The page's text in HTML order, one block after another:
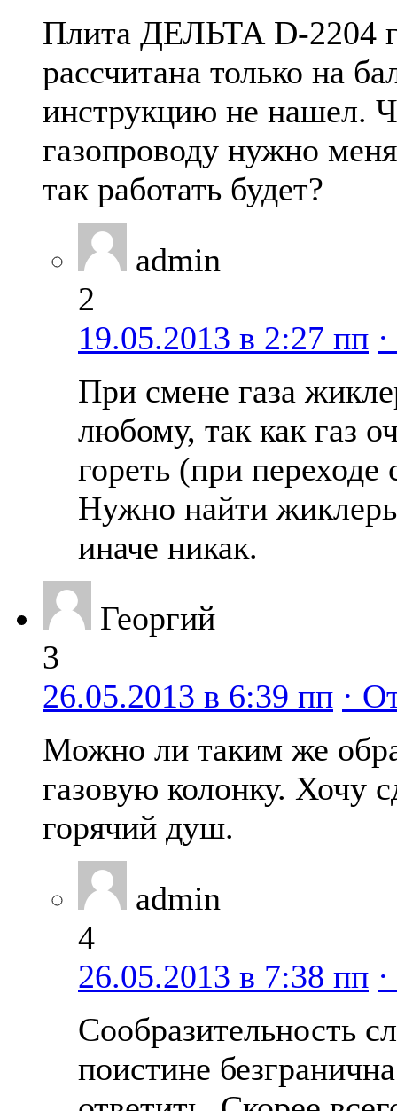
Плита ДЕЛЬТА D-2204
рассчитана только на
инструкцию не нашел.
газопроводу нужно
так работать будет?
admin
2
19.05.2013 в 2:27 пп
При смене газа
любому, так как газ
гореть (при
Нужно найти
иначе никак.
Георгий
3
26.05.2013 в 6:39 пп ·
Можно ли таким же
газовую колонку. Хочу
горячий душ.
admin
4
26.05.2013 в 7:38 пп
Сообразительность
поистине